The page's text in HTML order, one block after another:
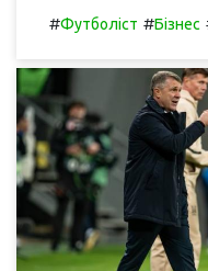
#Футболіст #Бізнес